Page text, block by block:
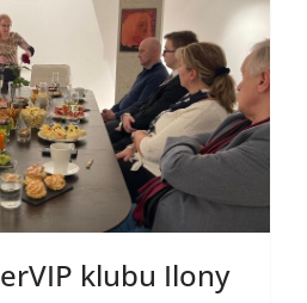
klubu Ilony